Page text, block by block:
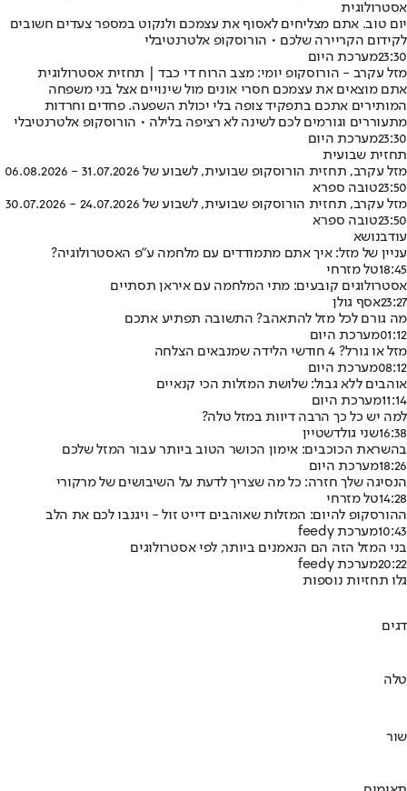
אסטרולוגית
יום טוב. אתם מצליחים לאסוף את עצמכם ולנקוט במספר צעדים חשובים
לקידום הקריירה שלכם • הורוסקופ אלטרנטיבלי
23:30מערכת היום
מזל עקרב - הורוסקופ יומי: מצב הרוח די כבד | תחזית אסטרולוגית
אתם מוצאים את עצמכם חסרי אונים מול שינויים אצל בני משפחה
המותירים אתכם בתפקיד צופה בלי יכולת השפעה. פחדים וחרדות
מתעוררים וגורמים לכם לשינה לא רציפה בלילה • הורוסקופ אלטרנטיבלי
23:30מערכת היום
תחזית שבועית
מזל עקרב, תחזית הורוסקופ שבועית, לשבוע של 31.07.2026 - 06.08.2026
23:50טובה ספרא
מזל עקרב, תחזית הורוסקופ שבועית, לשבוע של 24.07.2026 - 30.07.2026
23:50טובה ספרא
עודבנושא
עניין של מזל: איך אתם מתמודדים עם מלחמה ע"פ האסטרולוגיה?
18:45טל מזרחי
אסטרולוגים קובעים: מתי המלחמה עם איראן תסתיים
23:27אסף גולן
מה גורם לכל מזל להתאהב? התשובה תפתיע אתכם
01:12מערכת היום
מזל או גורל? 4 חודשי הלידה שמנבאים הצלחה
08:12מערכת היום
אוהבים ללא גבול: שלושת המזלות הכי קנאיים
11:14מערכת היום
למה יש כל כך הרבה דיוות במזל טלה?
16:38שני גולדשטיין
בהשראת הכוכבים: אימון הכושר הטוב ביותר עבור המזל שלכם
18:26מערכת היום
הנסיגה שלך חזרה: כל מה שצריך לדעת על השיבושים של מרקורי
14:28טל מזרחי
ההורסקופ להיום: המזלות שאוהבים דייט זול - ויגנבו לכם את הלב
10:43מערכת feedy
בני המזל הזה הם הנאמנים ביותר, לפי אסטרולוגים
20:22מערכת feedy
גלו תחזיות נוספות
דגים
טלה
שור